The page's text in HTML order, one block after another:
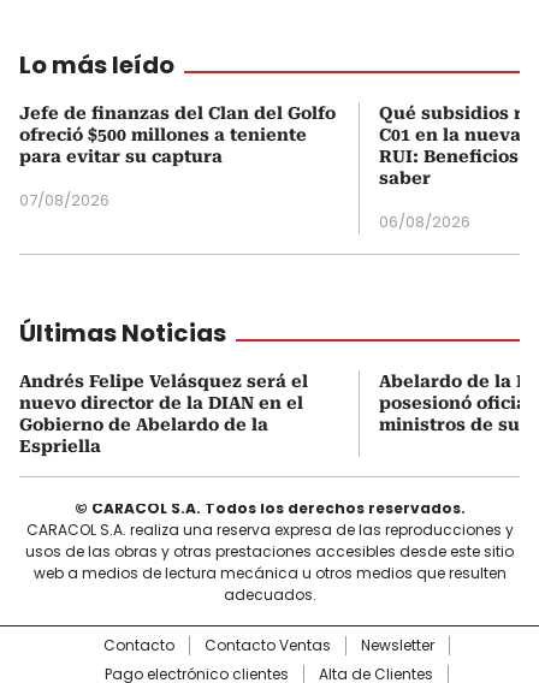
Lo más leído
Jefe de finanzas del Clan del Golfo
ofreció $500 millones a teniente
para evitar su captura
07/08/2026
Qué subsidios
C01 en la nueva
RUI: Beneficios
saber
06/08/2026
Últimas Noticias
Andrés Felipe Velásquez será el
nuevo director de la DIAN en el
Gobierno de Abelardo de la
Espriella
Abelardo de la
posesionó
ministros de su
© CARACOL S.A. Todos los derechos reservados.
CARACOL S.A. realiza una reserva expresa de las reproducciones y
usos de las obras y otras prestaciones accesibles desde este sitio
web a medios de lectura mecánica u otros medios que resulten
adecuados.
Contacto Contacto Ventas
Newsletter
Pago electrónico clientes
Alta de Clientes